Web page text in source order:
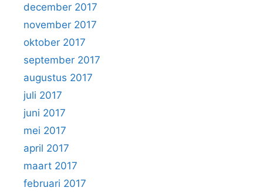
december 2017
november 2017
oktober 2017
september 2017
augustus 2017
juli 2017
juni 2017
mei 2017
april 2017
maart 2017
februari 2017